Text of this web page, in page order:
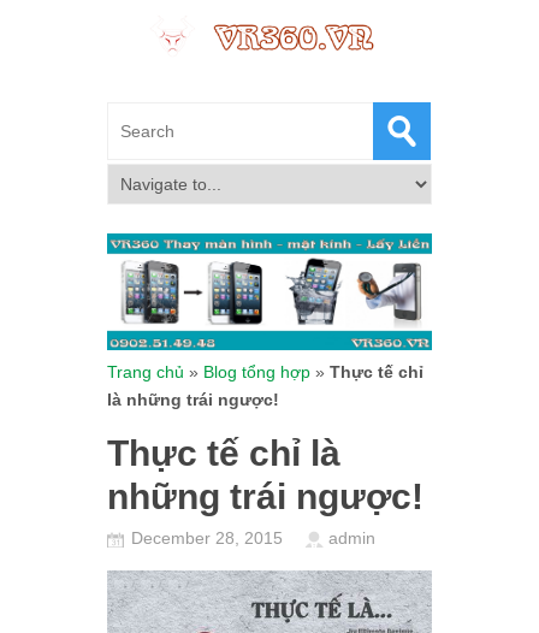
Trang chủ » Blog tổng hợp » Thực tế chỉ
là những trái ngược!
Thực tế chỉ là
những trái ngược!
December 28, 2015 admin